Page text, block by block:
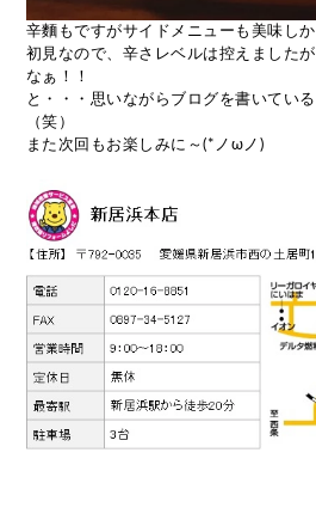
辛麵もですがサイドメニューも美味し
初見なので、辛さレベルは控えました
なぁ！！
と・・・思いながらブログを書いてい
（笑）
また次回もお楽しみに～(*ノωノ)